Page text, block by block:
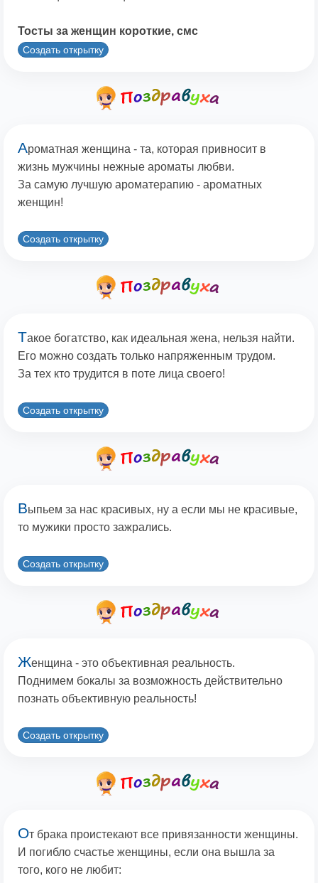
Тосты за женщин короткие, смс
Создать открытку
Ароматная женщина - та, которая привносит в
жизнь мужчины нежные ароматы любви.
За самую лучшую ароматерапию - ароматных
женщин!
Создать открытку
Такое богатство, как идеальная жена, нельзя найти.
Его можно создать только напряженным трудом.
За тех кто трудится в поте лица своего!
Создать открытку
Выпьем за нас красивых, ну а если мы не красивые,
то мужики просто зажрались.
Создать открытку
Женщина - это объективная реальность.
Поднимем бокалы за возможность действительно
познать объективную реальность!
Создать открытку
От брака проистекают все привязанности женщины.
И погибло счастье женщины, если она вышла за
того, кого не любит: